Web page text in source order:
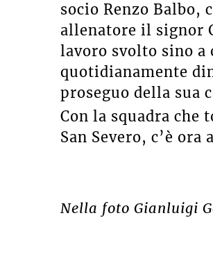
socio Renzo Balbo,
allenatore il signor
lavoro svolto sino a
quotidianamente
proseguo della sua
Con la squadra che
San Severo, c’è
Nella foto Gianluigi